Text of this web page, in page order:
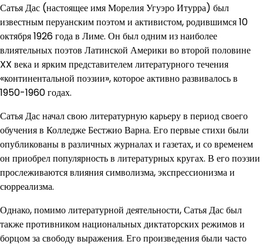
Сатья Дас (настоящее имя Морелия Угуэро Итурра) был
известным перуанским поэтом и активистом, родившимся 10
октября 1926 года в Лиме. Он был одним из наиболее
влиятельных поэтов Латинской Америки во второй половине
XX века и ярким представителем литературного течения
«континентальной поэзии», которое активно развивалось в
1950-1960 годах.
Сатья Дас начал свою литературную карьеру в период своего
обучения в Колледже Бестжио Варна. Его первые стихи были
опубликованы в различных журналах и газетах, и со временем
он приобрел популярность в литературных кругах. В его поэзии
прослеживаются влияния символизма, экспрессионизма и
сюрреализма.
Однако, помимо литературной деятельности, Сатья Дас был
также противником национальных диктаторских режимов и
борцом за свободу выражения. Его произведения были часто